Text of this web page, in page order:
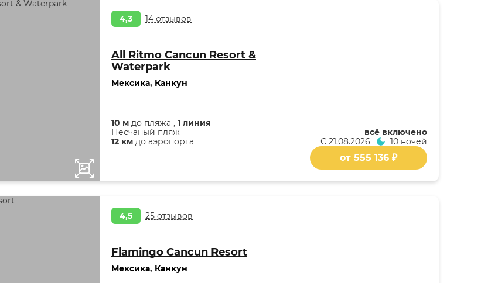
4,3 14 отзывов
All Ritmo Cancun Resort &
Waterpark
Мексика, Канкун
10 м до пляжа , 1 линия
Песчаный пляж
12 км до аэропорта
всё включено
С 21.08.2026 10 ночей
от 555 136 ₽
4,5 25 отзывов
Flamingo Cancun Resort
Мексика, Канкун